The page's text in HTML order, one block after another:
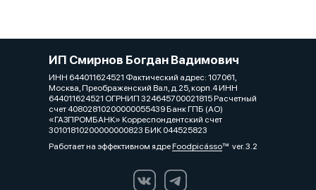
ИП Смирнов Богдан Вадимович
ИНН 644011624521 Фактический адрес: 107061,
Москва, Преображенский Вал, д.25, корп.4 ИНН
644011624521 ОГРНИП 324645700021815 Расчетный
счет 40802810200000055439 Банк ГПБ (АО)
«ГАЗПРОМБАНК» Корреспондентский счет
30101810200000000823 БИК 044525823
Работает на эффективном ядреFoodpicássover. 3.2